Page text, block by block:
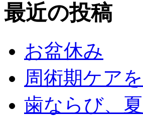
最近の投稿
お盆休み
周術期ケア
歯ならび、